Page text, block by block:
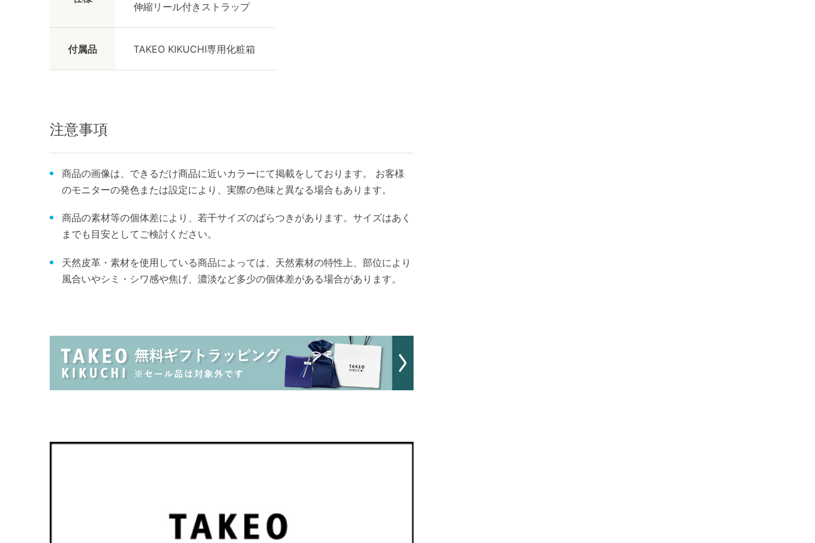
伸縮リール付きストラップ
付属品 TAKEO KIKUCHI専用化粧箱
注意事項
商品の画像は、できるだけ商品に近いカラーにて掲載をしております。 お客様
のモニターの発色または設定により、実際の色味と異なる場合もあります。
商品の素材等の個体差により、若干サイズのばらつきがあります。サイズはあく
までも目安としてご検討ください。
天然皮革・素材を使用している商品によっては、天然素材の特性上、部位により
風合いやシミ・シワ感や焦げ、濃淡など多少の個体差がある場合があります。